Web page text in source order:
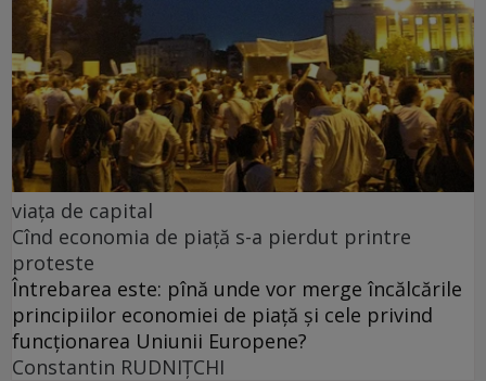
viața de capital
Cînd economia de piață s-a pierdut printre
proteste
Întrebarea este: pînă unde vor merge încălcările
principiilor economiei de piață și cele privind
funcționarea Uniunii Europene?
Constantin RUDNIŢCHI